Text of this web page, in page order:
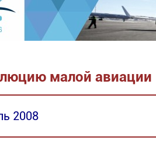
малой авиации
2008